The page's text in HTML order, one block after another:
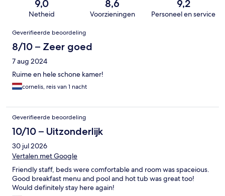
9,0
Netheid
8,6
Voorzieningen
9,2
Personeel en service
Beoordelingen
Geverifieerde beoordeling
8/10 – Zeer goed
7 aug 2024
Ruime en hele schone kamer!
cornelis, reis van 1 nacht
Geverifieerde beoordeling
10/10 – Uitzonderlijk
30 jul 2026
Vertalen met Google
Friendly staff, beds were comfortable and room was spaceious.
Good breakfast menu and pool and hot tub was great too!
Would definitely stay here again!